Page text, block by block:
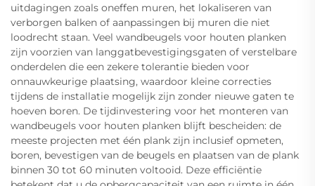
uitdagingen zoals oneffen muren, het lokaliseren van
verborgen balken of aanpassingen bij muren die niet
loodrecht staan. Veel wandbeugels voor houten planken
zijn voorzien van langgatbevestigingsgaten of verstelbare
onderdelen die een zekere tolerantie bieden voor
onnauwkeurige plaatsing, waardoor kleine correcties
tijdens de installatie mogelijk zijn zonder nieuwe gaten te
hoeven boren. De tijdinvestering voor het monteren van
wandbeugels voor houten planken blijft bescheiden: de
meeste projecten met één plank zijn inclusief opmeten,
boren, bevestigen van de beugels en plaatsen van de plank
binnen 30 tot 60 minuten voltooid. Deze efficiëntie